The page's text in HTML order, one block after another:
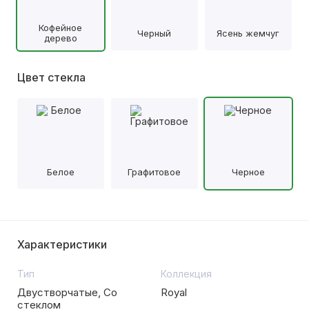
Кофейное
дерево
Черный Ясень жемчуг
Цвет стекла
Белое Графитовое Черное
Характеристики
Тип
Двустворчатые, Со
стеклом
Коллекция
Royal